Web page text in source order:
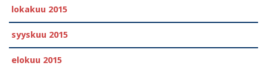
lokakuu 2015
syyskuu 2015
elokuu 2015